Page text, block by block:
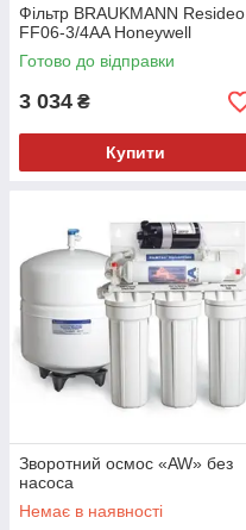
Фільтр BRAUKMANN Resideo
FF06-3/4AA Honeywell
Готово до відправки
3 034 ₴
Купити
Зворотний осмос «AW» без
насоса
Немає в наявності